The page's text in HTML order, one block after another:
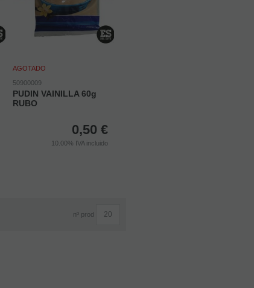
AGOTADO
50900009
PUDIN VAINILLA 60g
RUBO
0,50 €
10.00% IVA incluido
nº prod